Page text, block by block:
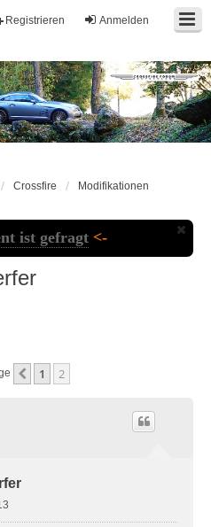
Anmelden
Registrieren
Crossfire Modifikationen
ist gefragt <-
Vorherige
1 2